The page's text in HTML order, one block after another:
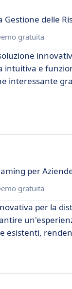
Gestione delle
gratuita
e
interessante
per
gratuita
per la